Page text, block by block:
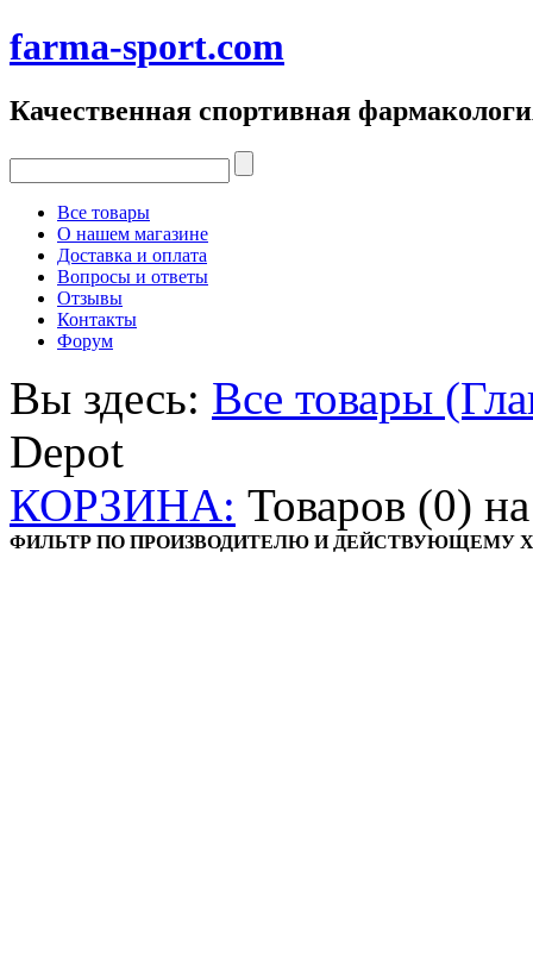
farma-sport.com
Качественная спортивная
Все товары
О нашем магазине
Доставка и оплата
Вопросы и ответы
Отзывы
Контакты
Форум
Вы здесь: Все товары
Depot
КОРЗИНА: Товаров (0)
ФИЛЬТР ПО ПРОИЗВОДИТЕЛЮ И ДЕЙСТВУЮЩЕМУ